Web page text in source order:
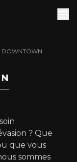
DOWNTOWN
? Que
que vous
sommes